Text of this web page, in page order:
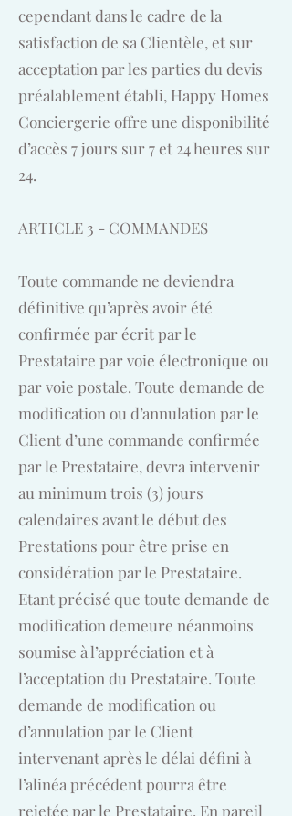
cependant dans le cadre de la
satisfaction de sa Clientèle, et sur
acceptation par les parties du devis
préalablement établi, Happy Homes
Conciergerie offre une disponibilité
d’accès 7 jours sur 7 et 24 heures sur
24.
ARTICLE 3 - COMMANDES
Toute commande ne deviendra
définitive qu’après avoir été
confirmée par écrit par le
Prestataire par voie électronique ou
par voie postale. Toute demande de
modification ou d’annulation par le
Client d’une commande confirmée
par le Prestataire, devra intervenir
au minimum trois (3) jours
calendaires avant le début des
Prestations pour être prise en
considération par le Prestataire.
Etant précisé que toute demande de
modification demeure néanmoins
soumise à l’appréciation et à
l’acceptation du Prestataire. Toute
demande de modification ou
d’annulation par le Client
intervenant après le délai défini à
l’alinéa précédent pourra être
rejetée par le Prestataire. En pareil